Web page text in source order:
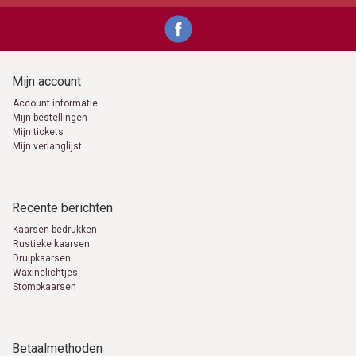
Zij de Gotische kaarsen in verschillende maten te krijgen. Ja zeker je
hebt de keus uit wel 4 verschillende maten.
Bijzondere kaarsen
Lange kaarsen
Snelle levering
Bolsius kaarsen
info@kaarsen-online.nl
Mijn account
Account informatie
Mijn bestellingen
Mijn tickets
Mijn verlanglijst
Recente berichten
Kaarsen bedrukken
Rustieke kaarsen
Druipkaarsen
Waxinelichtjes
Stompkaarsen
Betaalmethoden